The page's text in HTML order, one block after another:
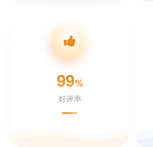
99%
好评率